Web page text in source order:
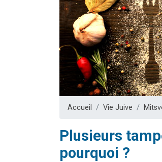
Accueil Vie Juive
Plusieurs
pourquoi ?